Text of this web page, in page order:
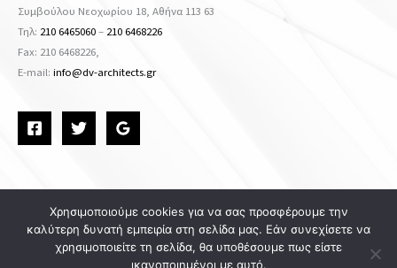
Συμβούλου Νεοχωρίου 18, Αθήνα 113 63
Τηλ: 210 6465060– 210 6468226
Fax: 210 6468226,
Ε-mail: info@dv-architects.gr
Copyright © 2026 DV ARCHITECTS
Χρησιμοποιούμε cookies για να σας προσφέρουμε την
καλύτερη δυνατή εμπειρία στη σελίδα μας. Εάν συνεχίσετε να
χρησιμοποιείτε τη σελίδα, θα υποθέσουμε πως είστε
ικανοποιημένοι με αυτό.